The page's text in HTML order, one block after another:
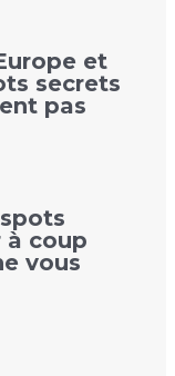
et
secrets
pas
à coup
vous